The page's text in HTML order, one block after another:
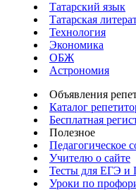
Татарский язык
Татарская
Технология
Экономика
ОБЖ
Астрономия
Объявления
Каталог
Бесплатная
Полезное
Педагогическое
Учителю о сайте
Тесты для ЕГЭ и
Уроки по